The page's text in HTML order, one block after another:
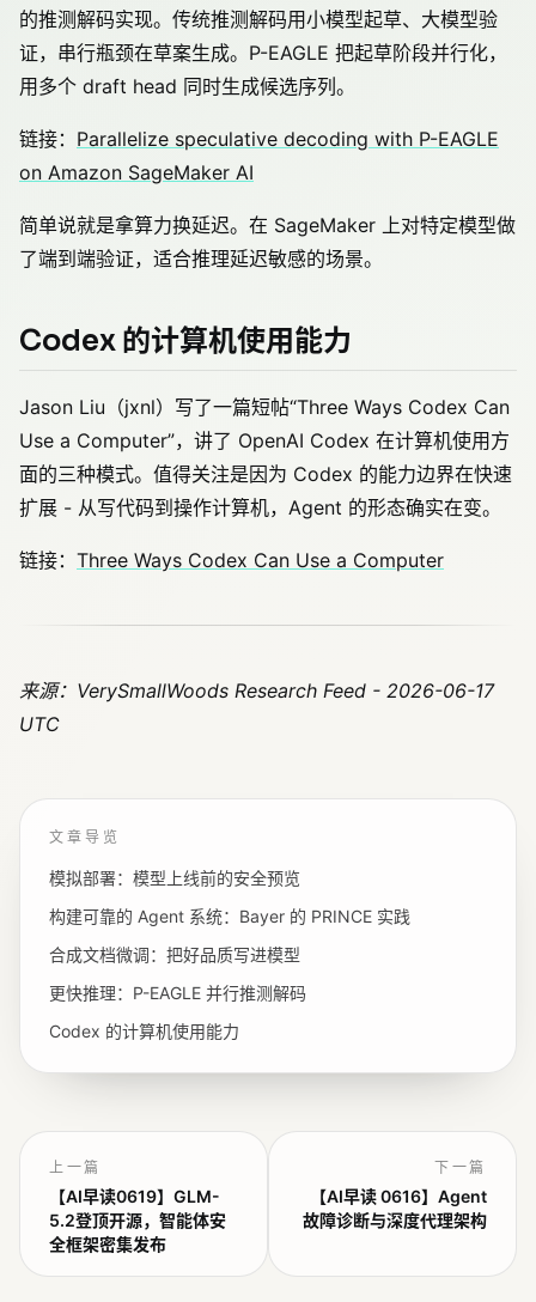
的推测解码实现。传统推测解码用小模型起草、大模型验
证，串行瓶颈在草案生成。P-EAGLE 把起草阶段并行化，
用多个 draft head 同时生成候选序列。
链接： Parallelize speculative decoding with P-EAGLE
on Amazon SageMaker AI
简单说就是拿算力换延迟。在 SageMaker 上对特定模型做
了端到端验证，适合推理延迟敏感的场景。
Codex 的计算机使用能力
Jason Liu（jxnl）写了一篇短帖“Three Ways Codex Can
Use a Computer”，讲了 OpenAI Codex 在计算机使用方
面的三种模式。值得关注是因为 Codex 的能力边界在快速
扩展 - 从写代码到操作计算机，Agent 的形态确实在变。
链接： Three Ways Codex Can Use a Computer
来源：VerySmallWoods Research Feed - 2026-06-17
UTC
文章导览
模拟部署：模型上线前的安全预览
构建可靠的 Agent 系统：Bayer 的 PRINCE 实践
合成文档微调：把好品质写进模型
更快推理：P-EAGLE 并行推测解码
Codex 的计算机使用能力
上一篇
【AI早读0619】GLM-
5.2登顶开源，智能体安
全框架密集发布
下一篇
【AI早读 0616】Agent
故障诊断与深度代理架构